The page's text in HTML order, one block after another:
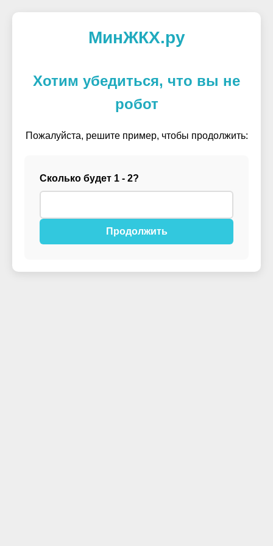
МинЖКХ.ру
Хотим убедиться, что вы не
робот
Пожалуйста, решите пример, чтобы продолжить:
Сколько будет 1 - 2?
Продолжить